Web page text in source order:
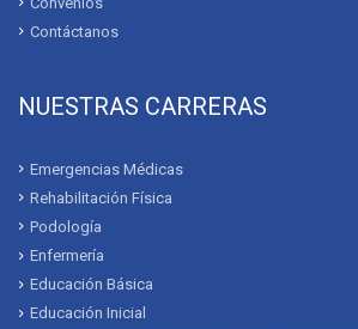
Contáctanos
NUESTRAS CARRERAS
Emergencias Médicas
Rehabilitación Física
Podología
Enfermería
Educación Básica
Educación Inicial